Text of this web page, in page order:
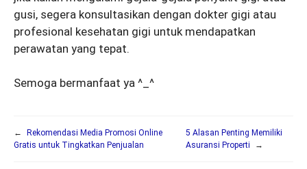
gusi, segera konsultasikan dengan dokter gigi atau
profesional kesehatan gigi untuk mendapatkan
perawatan yang tepat.
Semoga bermanfaat ya ^_^
←
Rekomendasi Media Promosi Online
Gratis untuk Tingkatkan Penjualan
5 Alasan Penting Memiliki
Asuransi Properti
→